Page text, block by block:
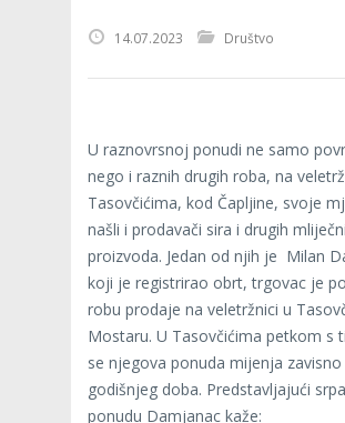
14.07.2023 Društvo
U raznovrsnoj ponudi ne samo
nego i raznih drugih roba, na
Tasovčićima, kod Čapljine, svoje
našli i prodavači sira i drugih
proizvoda. Jedan od njih je Milan
koji je registrirao obrt, trgovac je
robu prodaje na veletržnici u
Mostaru. U Tasovčićima petkom s
se njegova ponuda mijenja zavisno
godišnjeg doba. Predstavljajući
ponudu Damjanac kaže: